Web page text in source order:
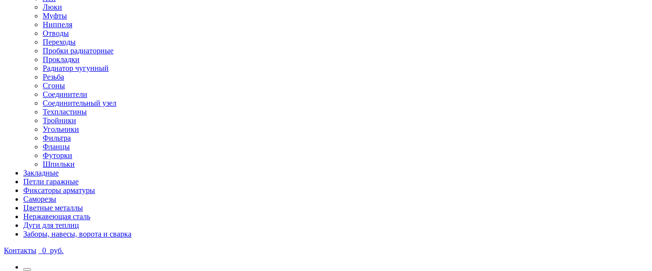
Люки
Муфты
Ниппеля
Отводы
Переходы
Пробки радиаторные
Прокладки
Радиатор чугунный
Резьба
Сгоны
Соединители
Соединительный узел
Техпластины
Тройники
Угольники
Фильтра
Фланцы
Футорки
Шпильки
Закладные
Петли гаражные
Фиксаторы арматуры
Саморезы
Цветные металлы
Нержавеющая сталь
Дуги для теплиц
Заборы, навесы, ворота и сварка
Контакты
0 руб.